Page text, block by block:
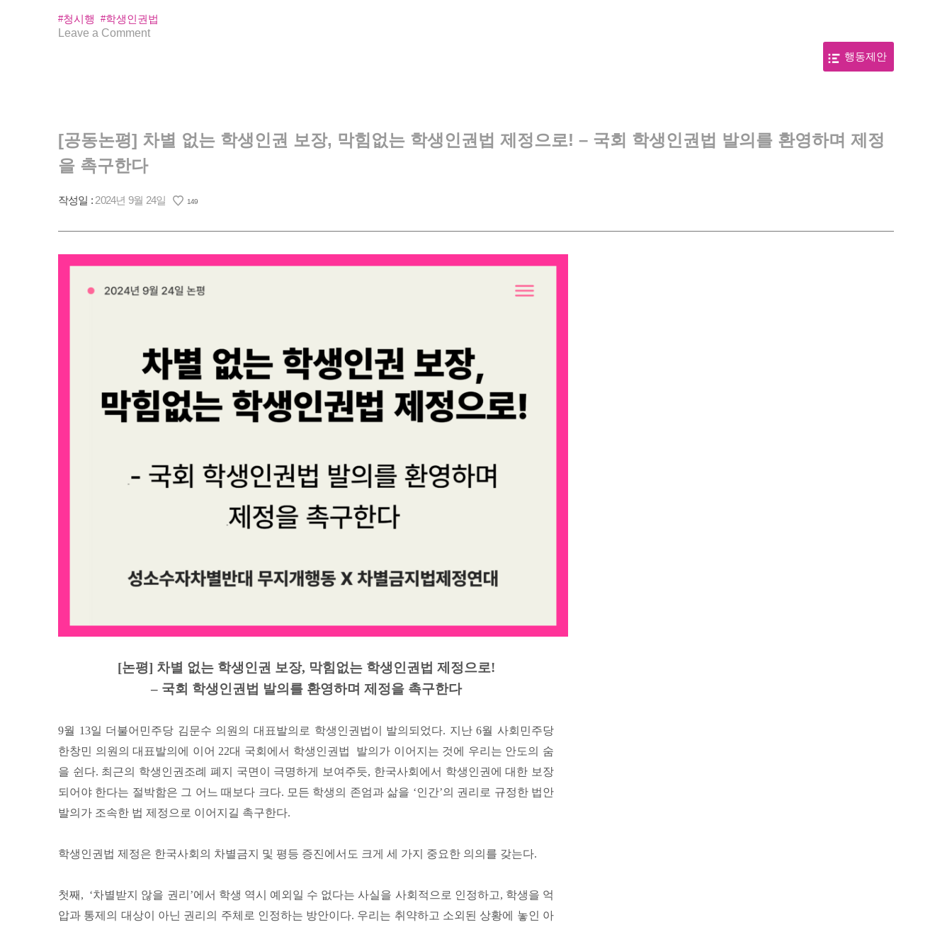
청시행 학생인권법
Leave a Commenton
법
제
구
집
회
<
생
인
권
있
는
로!>
행동제안
[공동논평] 차별 없는 학생인권 보장, 막힘없는 학생인권법 제정으로! – 국회 학생인권법 발의를 환영하며 제정
을 촉구한다
작성일 : 2024년 9월 24일 149
[논평] 차별 없는 학생인권 보장, 막힘없는 학생인권법 제정으로!
– 국회 학생인권법 발의를 환영하며 제정을 촉구한다
9월 13일 더불어민주당 김문수 의원의 대표발의로 학생인권법이 발의되었다. 지난 6월 사회민주당
한창민 의원의 대표발의에 이어 22대 국회에서 학생인권법 발의가 이어지는 것에 우리는 안도의 숨
을 쉰다. 최근의 학생인권조례 폐지 국면이 극명하게 보여주듯, 한국사회에서 학생인권에 대한 보장
되어야 한다는 절박함은 그 어느 때보다 크다. 모든 학생의 존엄과 삶을 ‘인간’의 권리로 규정한 법안
발의가 조속한 법 제정으로 이어지길 촉구한다.
학생인권법 제정은 한국사회의 차별금지 및 평등 증진에서도 크게 세 가지 중요한 의의를 갖는다.
첫째, ‘차별받지 않을 권리’에서 학생 역시 예외일 수 없다는 사실을 사회적으로 인정하고, 학생을 억
압과 통제의 대상이 아닌 권리의 주체로 인정하는 방안이다. 우리는 취약하고 소외된 상황에 놓인 아